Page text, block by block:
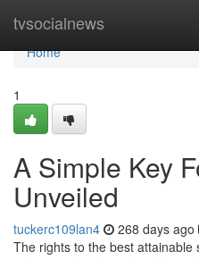
tvsocialnews
Home
Home
1
A Simple Key
Unveiled
tuckerc109lan4 268 days ago
The rights to the best